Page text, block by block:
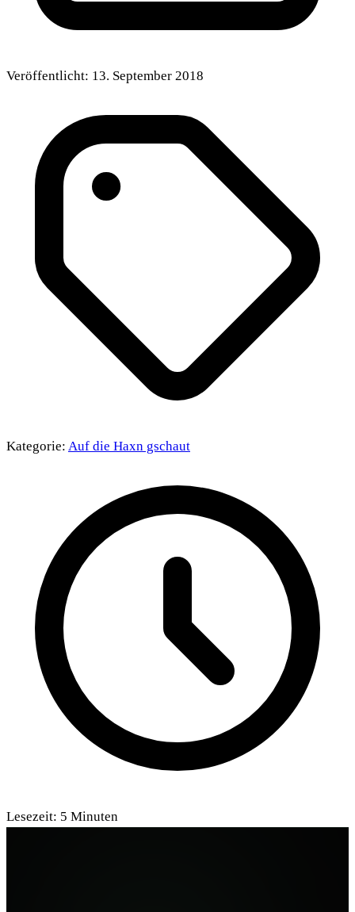
Veröffentlicht: 13. September 2018
Kategorie: Auf die Haxn gschaut
Lesezeit: 5 Minuten